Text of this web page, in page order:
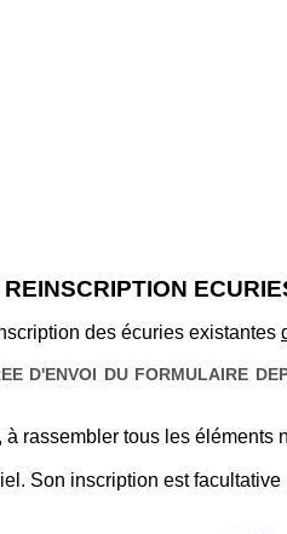
des écuries existantes
D'ENVOI DU FORMULAIRE
à rassembler tous les
Son inscription est